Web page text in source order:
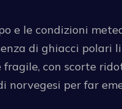
e le condizioni
di ghiacci polari
con scorte
per far